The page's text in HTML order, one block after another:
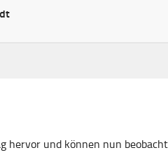
und können nun